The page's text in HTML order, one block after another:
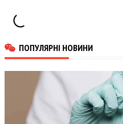
ПОПУЛЯРНІ НОВИНИ